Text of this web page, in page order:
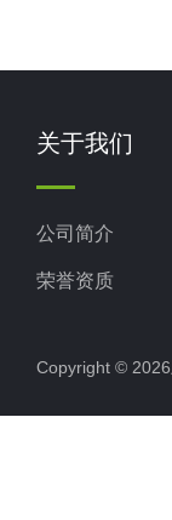
关于我们
公司简介
荣誉资质
Copyright ©